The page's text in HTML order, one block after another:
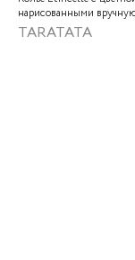
нарисованными
слюдяным порошком,
стеклянными бусинам
TARATATA